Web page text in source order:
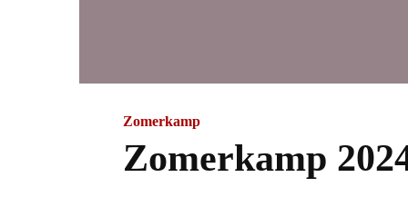
Zomerkamp
Zomerkamp